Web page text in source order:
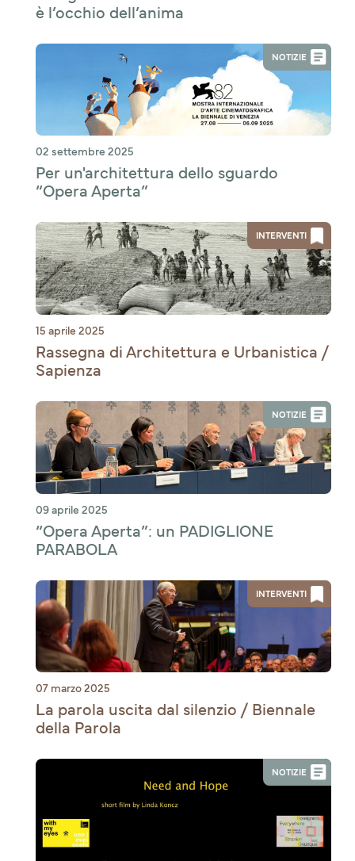
è l’occhio dell’anima
NOTIZIE
02 settembre 2025
Per un'architettura dello sguardo
“Opera Aperta”
INTERVENTI
15 aprile 2025
Rassegna di Architettura e Urbanistica /
Sapienza
NOTIZIE
09 aprile 2025
“Opera Aperta”: un PADIGLIONE
PARABOLA
INTERVENTI
07 marzo 2025
La parola uscita dal silenzio / Biennale
della Parola
NOTIZIE